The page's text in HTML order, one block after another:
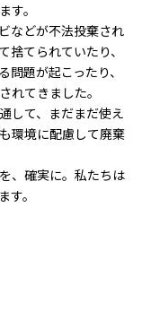
す。
などが不法投棄され
てられていたり、
題が起こったり、
れてきました。
して、まだまだ使え
環境に配慮して廃棄
、確実に。私たちは
す。